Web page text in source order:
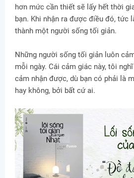
hơn mức cần thiết sẽ lấy hết thời
bạn. Khi nhận ra được điều đó, tức
thành một người sống tối giản.
Những người sống tối giản luôn
mỗi ngày. Cái cảm giác này, tôi
cảm nhận được, dù bạn có phải là
hay không, bởi bất cứ ai.